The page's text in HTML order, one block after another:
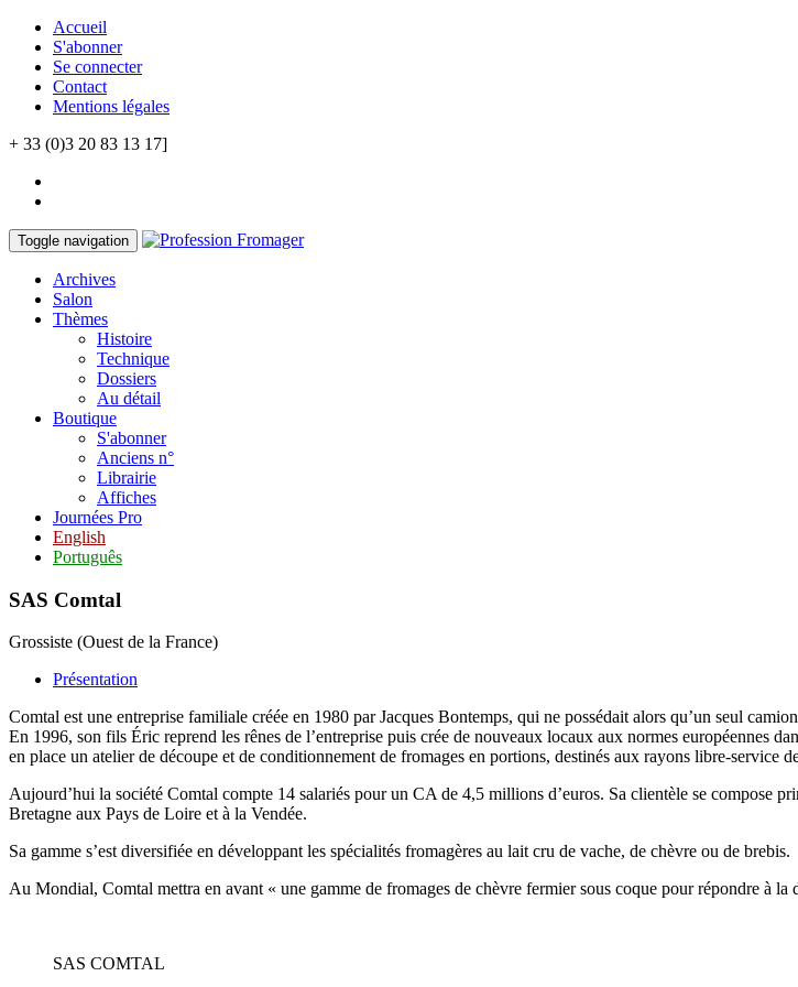
Accueil
S'abonner
Se connecter
Contact
Mentions légales
+ 33 (0)3 20 83 13 17]
Toggle navigation
Archives
Salon
Thèmes
Histoire
Technique
Dossiers
Au détail
Boutique
S'abonner
Anciens n°
Librairie
Affiches
Journées Pro
English
Português
SAS Comtal
Grossiste (Ouest de la France)
Présentation
Comtal est une entreprise familiale créée en 1980 par Jacques Bontemps, qui ne possédait alors qu’un seul
En 1996, son fils Éric reprend les rênes de l’entreprise puis crée de nouveaux locaux aux normes européennes
en place un atelier de découpe et de conditionnement de fromages en portions, destinés aux rayons libre-service
Aujourd’hui la société Comtal compte 14 salariés pour un CA de 4,5 millions d’euros. Sa clientèle se compose
Bretagne aux Pays de Loire et à la Vendée.
Sa gamme s’est diversifiée en développant les spécialités fromagères au lait cru de vache, de chèvre ou de brebis.
Au Mondial, Comtal mettra en avant « une gamme de fromages de chèvre fermier sous coque pour répondre à
SAS COMTAL